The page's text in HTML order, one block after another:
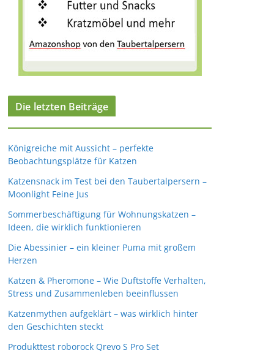
Die letzten Beiträge
Königreiche mit Aussicht – perfekte
Beobachtungsplätze für Katzen
Katzensnack im Test bei den Taubertalpersern –
Moonlight Feine Jus
Sommerbeschäftigung für Wohnungskatzen –
Ideen, die wirklich funktionieren
Die Abessinier – ein kleiner Puma mit großem
Herzen
Katzen & Pheromone – Wie Duftstoffe Verhalten,
Stress und Zusammenleben beeinflussen
Katzenmythen aufgeklärt – was wirklich hinter
den Geschichten steckt
Produkttest roborock Qrevo S Pro Set